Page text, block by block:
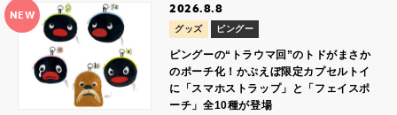
NEW 2026.8.8
グッズ ピングー
ピングーの“トラウマ回”のトドがまさか
のポーチ化！かぷえぼ限定カプセルトイ
に「スマホストラップ」と「フェイスポ
ーチ」全10種が登場